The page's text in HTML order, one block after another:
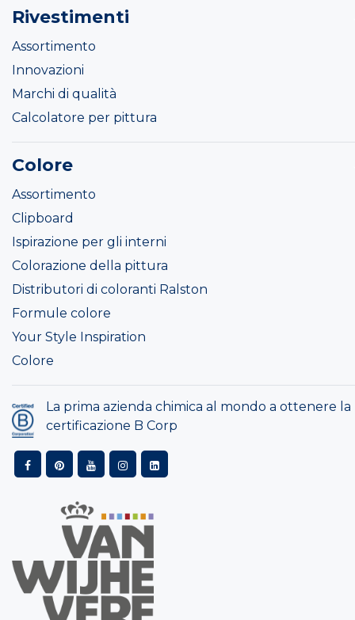
Rivestimenti
Assortimento
Innovazioni
Marchi di qualità
Calcolatore per pittura
Colore
Assortimento
Clipboard
Ispirazione per gli interni
Colorazione della pittura
Distributori di coloranti Ralston
Formule colore
Your Style Inspiration
Colore
La prima azienda chimica al mondo a ottenere la
certificazione B Corp